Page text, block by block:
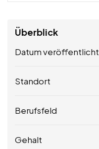
Überblick
Datum veröffentlicht
Standort
Berufsfeld
Gehalt